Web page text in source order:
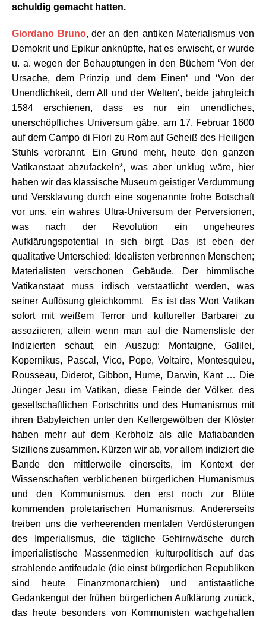
schuldig gemacht hatten.
Giordano Bruno,der an den antiken Materialismus von
Demokrit und Epikur anknüpfte, hat es erwischt, er wurde
u. a. wegen der Behauptungen in den Büchern ‘Von der
Ursache, dem Prinzip und dem Einen‘ und ‘Von der
Unendlichkeit, dem All und der Welten‘, beide jahrgleich
1584 erschienen, dass es nur ein unendliches,
unerschöpfliches Universum gäbe, am 17. Februar 1600
auf dem Campo di Fiori zu Rom auf Geheiß des Heiligen
Stuhls verbrannt. Ein Grund mehr, heute den ganzen
Vatikanstaat abzufackeln*, was aber unklug wäre, hier
haben wir das klassische Museum geistiger Verdummung
und Versklavung durch eine sogenannte frohe Botschaft
vor uns, ein wahres Ultra-Universum der Perversionen,
was nach der Revolution ein ungeheures
Aufklärungspotential in sich birgt. Das ist eben der
qualitative Unterschied: Idealisten verbrennen Menschen;
Materialisten verschonen Gebäude. Der himmlische
Vatikanstaat muss irdisch verstaatlicht werden, was
seiner Auflösung gleichkommt. Es ist das Wort Vatikan
sofort mit weißem Terror und kultureller Barbarei zu
assoziieren, allein wenn man auf die Namensliste der
Indizierten schaut, ein Auszug: Montaigne, Galilei,
Kopernikus, Pascal, Vico, Pope, Voltaire, Montesquieu,
Rousseau, Diderot, Gibbon, Hume, Darwin, Kant … Die
Jünger Jesu im Vatikan, diese Feinde der Völker, des
gesellschaftlichen Fortschritts und des Humanismus mit
ihren Babyleichen unter den Kellergewölben der Klöster
haben mehr auf dem Kerbholz als alle Mafiabanden
Siziliens zusammen. Kürzen wir ab, vor allem indiziert die
Bande den mittlerweile einerseits, im Kontext der
Wissenschaften verblichenen bürgerlichen Humanismus
und den Kommunismus, den erst noch zur Blüte
kommenden proletarischen Humanismus. Andererseits
treiben uns die verheerenden mentalen Verdüsterungen
des Imperialismus, die tägliche Gehirnwäsche durch
imperialistische Massenmedien kulturpolitisch auf das
strahlende antifeudale (die einst bürgerlichen Republiken
sind heute Finanzmonarchien) und antistaatliche
Gedankengut der frühen bürgerlichen Aufklärung zurück,
das heute besonders von Kommunisten wachgehalten